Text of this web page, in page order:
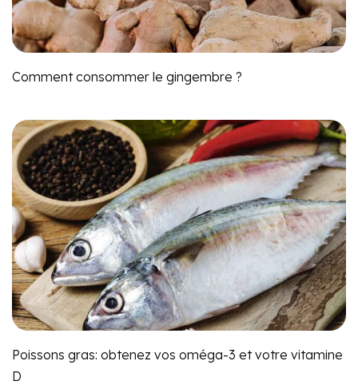
Comment consommer le gingembre ?
Poissons gras: obtenez vos oméga-3 et votre vitamine
D